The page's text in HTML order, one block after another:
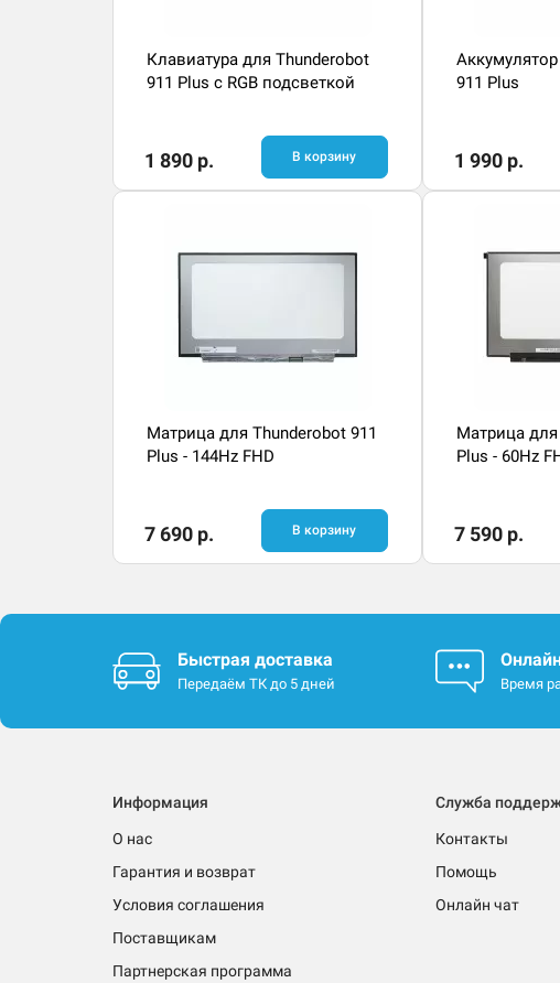
Клавиатура для Thunderobot
911 Plus с RGB подсветкой
1 890 р. В корзину
911 Plus
1 990 р.
Матрица для Thunderobot 911
Plus - 144Hz FHD
7 690 р. В корзину
Матрица для
Plus - 60Hz
7 590 р.
Быстрая доставка
Передаём ТК до 5 дней Время
Информация
О нас
Гарантия и возврат
Условия соглашения
Поставщикам
Партнерская программа
Служба
Контакты
Помощь
Онлайн чат